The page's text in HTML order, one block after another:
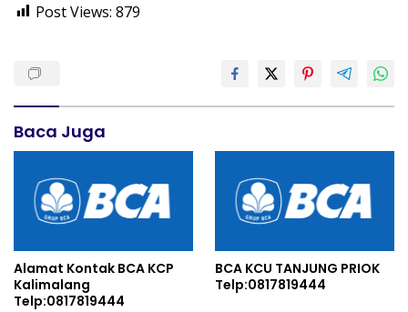
Post Views: 879
Baca Juga
Alamat Kontak BCA KCP
Kalimalang
Telp:0817819444
BCA KCU TANJUNG PRIOK
Telp:0817819444